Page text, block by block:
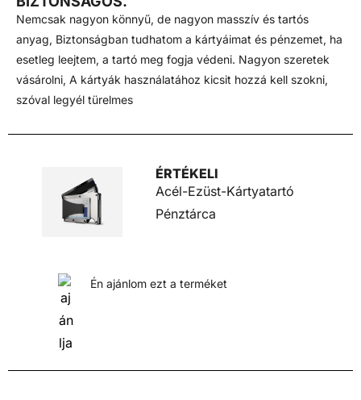
Nemcsak nagyon könnyű, de nagyon masszív és tartós
anyag, Biztonságban tudhatom a kártyáimat és pénzemet, ha
esetleg leejtem, a tartó meg fogja védeni. Nagyon szeretek
vásárolni, A kártyák használatához kicsit hozzá kell szokni,
szóval legyél türelmes
ÉRTÉKELI
Acél-Ezüst-Kártyatartó
Pénztárca
Én ajánlom ezt a terméket